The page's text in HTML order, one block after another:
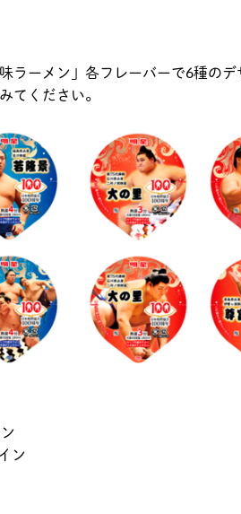
ラーメン」各フレーバーで6種の
てください。
ン